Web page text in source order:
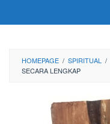
HOMEPAGE / SPIRITUAL /
SECARA LENGKAP